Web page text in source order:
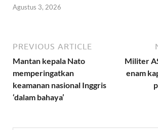
Agustus 3, 2026
PREVIOUS ARTICLE
Mantan kepala Nato
memperingatkan
keamanan nasional Inggris
‘dalam bahaya’
Militer
enam